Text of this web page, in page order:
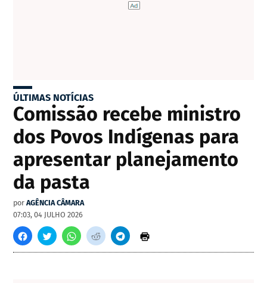
ÚLTIMAS NOTÍCIAS
Comissão recebe ministro
dos Povos Indígenas para
apresentar planejamento
da pasta
por AGÊNCIA CÂMARA
07:03, 04 JULHO 2026